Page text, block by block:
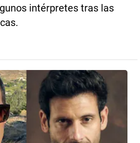
intérpretes tras las